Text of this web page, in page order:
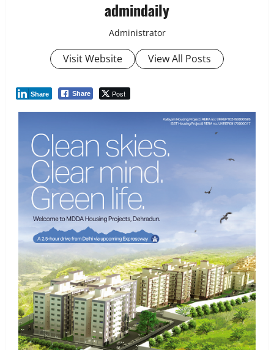
admindaily
Administrator
Visit Website View All Posts
Share Post
Share